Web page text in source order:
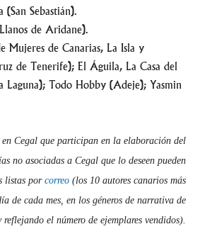
(San Sebastián).
de Aridane).
Mujeres de Canarias, La Isla y
de Tenerife); El Águila, La Casa del
Laguna); Todo Hobby (Adeje); Yasmin
Cegal que participan en la elaboración del
no asociadas a Cegal que lo deseen pueden
listas por correo (los 10 autores canarios más
de cada mes, en los géneros de narrativa de
el número de ejemplares vendidos).